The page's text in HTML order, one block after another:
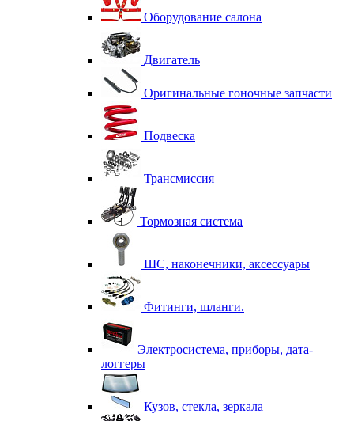
Оборудование салона
Двигатель
Оригинальные гоночные запчасти
Подвеска
Трансмиссия
Тормозная система
ШС, наконечники, аксессуары
Фитинги, шланги.
Электросистема, приборы, дата-
логгеры
Кузов, стекла, зеркала